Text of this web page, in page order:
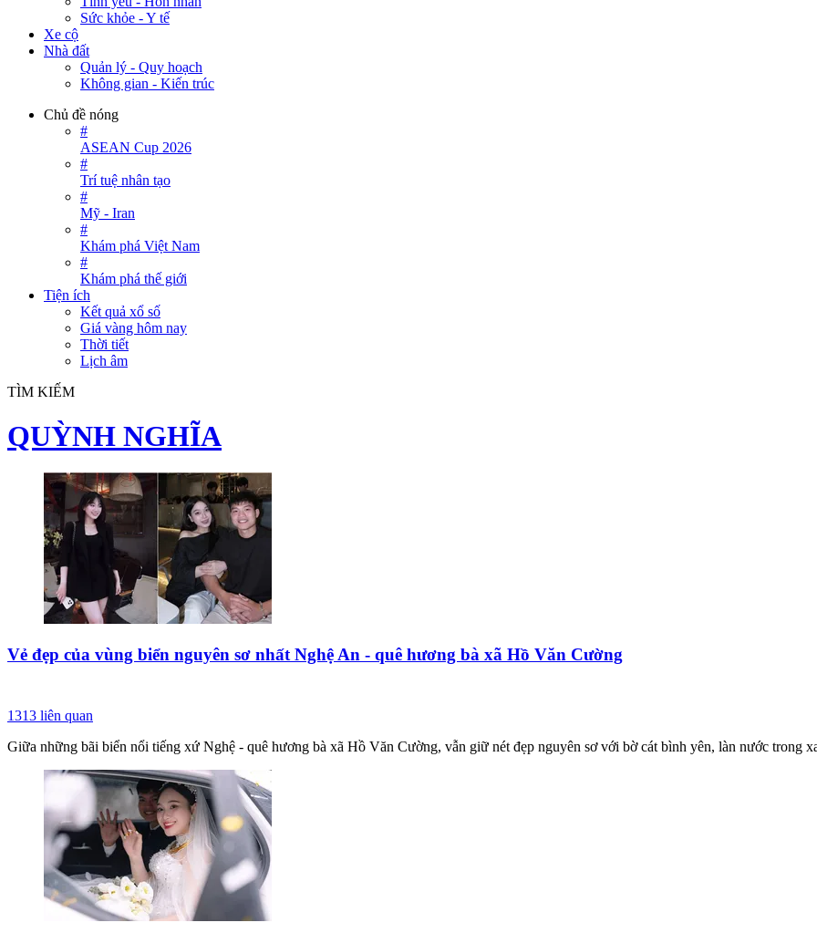
Sức khỏe - Y tế
Xe cộ
Nhà đất
Quản lý - Quy hoạch
Không gian - Kiến trúc
Chủ đề nóng
#
ASEAN Cup 2026
#
Trí tuệ nhân tạo
#
Mỹ - Iran
#
Khám phá Việt Nam
#
Khám phá thế giới
Tiện ích
Kết quả xổ số
Giá vàng hôm nay
Thời tiết
Lịch âm
TÌM KIẾM
QUỲNH NGHĨA
Vẻ đẹp của vùng biển nguyên sơ nhất Nghệ An - quê hương bà xã Hồ Văn Cường
1313 liên quan
Giữa những bãi biển nổi tiếng xứ Nghệ - quê hương bà xã Hồ Văn Cường, vẫn giữ nét đẹp nguyên sơ với bờ cát bình yên, làn nước trong